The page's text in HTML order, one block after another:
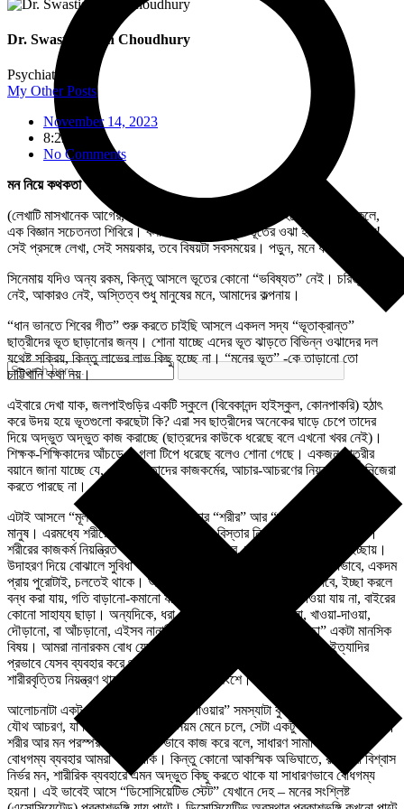
Dr. Swastisobhan Choudhury
Psychiatrist
My Other Posts
November 14, 2023
8:22 am
No Comments
মন নিয়ে কথকতা
(লেখাটি মাসখানেক আগের, একটি ঘটনাক্রমের প্রেক্ষিতে যেতে হয়েছিল একটি স্কুলে,
এক বিজ্ঞান সচেতনতা শিবিরে। বলা যেতে পারে, কিছুটা ভূতের ওঝা হয়ে ভূত তাড়াতে!
সেই প্রসঙ্গে লেখা, সেই সময়কার, তবে বিষয়টা সবসময়ের। পড়ুন, মনে ধরলে পড়ান!!)
সিনেমায় যদিও অন্য রকম, কিন্তু আসলে ভূতের কোনো “ভবিষ্যত” নেই। চরিত্রও
নেই, আকারও নেই, অস্তিত্ব শুধু মানুষের মনে, আমাদের কল্পনায়।
“ধান ভানতে শিবের গীত” শুরু করতে চাইছি আসলে একদল সদ্য “ভূতাক্রান্ত”
ছাত্রীদের ভূত ছাড়ানোর জন্য। শোনা যাচ্ছে এদের ভূত ঝাড়তে বিভিন্ন ওঝাদের দল
যথেষ্ট সক্রিয়, কিন্তু লাভের লাভ কিছু হচ্ছে না। “মনের ভূত” -কে তাড়ানো তো
চাট্টিখানি কথা নয়।
এইবারে দেখা যাক, জলপাইগুড়ির একটি স্কুলে (বিবেকানন্দ হাইস্কুল, কোনপাকরি) হঠাৎ
করে উদয় হয়ে ভূতগুলো করছেটা কি? এরা সব ছাত্রীদের অনেকের ঘাড়ে চেপে তাদের
দিয়ে অদ্ভুত অদ্ভুত কাজ করাচ্ছে (ছাত্রদের কাউকে ধরেছে বলে এখনো খবর নেই)।
শিক্ষক-শিক্ষিকাদের আঁচড়ে বা গলা টিপে ধরেছে বলেও শোনা গেছে। একজন ছাত্রীর
বয়ানে জানা যাচ্ছে যে, এই সময় তাদের কাজকর্মের, আচার-আচরণের নিয়ন্ত্রণ তারা নিজেরা
করতে পারছে না।
এটাই আসলে “মূল বিষয়”। একজন মানুষ তার “শরীর” আর “মন” মিলিয়েই সম্পূর্ণ
মানুষ। এরমধ্যে শরীরের অস্তিত্ব তার আকার, বিস্তার নিয়ে একেবারে ত্রিমাত্রিক।
শরীরের কাজকর্ম নিয়ন্ত্রিত হয় কিছুটা স্বয়ংক্রিয় ভাবে, আবার কিছুটা তার মনের ইচ্ছায়।
উদাহরণ দিয়ে বোঝালে সুবিধা হবে। যেমন, আমাদের হৃদযন্ত্র চলে স্বয়ংক্রিয়ভাবে, একদম
প্রায় পুরোটাই, চলতেই থাকে। আবার শ্বাসযন্ত্র চলে আধা-স্বয়ংক্রিয়ভাবে, ইচ্ছা করলে
বন্ধ করা যায়, গতি বাড়ানো-কমানো যায়। কিন্তু একদম বন্ধ করে দেওয়া যায় না, বাইরের
কোনো সাহায্য ছাড়া। অন্যদিকে, ধরা যেতে পারে আমাদের হাঁটাচলা, খাওয়া-দাওয়া,
দৌড়ানো, বা আঁচড়ানো, এইসব নানাকিছু মানুষের ইচ্ছের অধীন। “ইচ্ছা” একটা মানসিক
বিষয়। আমরা নানারকম বোধ যেমন, ভয়, দুঃখ, আনন্দ, হিংসা, রাগ ইত্যাদি ইত্যাদির
প্রভাবে যেসব ব্যবহার করে থাকি, সেগুলো নিয়ন্ত্রণ করে মন, তারও আবার মূল
শারীরবৃত্তিয় নিয়ন্ত্রণ থাকে মস্তিষ্কের বিভিন্ন অংশে।
আলোচনাটা একটু জটিল হচ্ছে, তবু “ভূতে পাওয়ার” সমস্যাটা বুঝতে এই শরীর ও মনের
যৌথ আচরণ, যা নির্দিষ্ট শারীরবিজ্ঞানের নিয়ম মেনে চলে, সেটা একটু বোঝার দরকার আছে।
শরীর আর মন পরস্পর সংশ্লিষ্টভাবে ভাবে কাজ করে বলে, সাধারণ সামাজিক কাঠামোর
বোধগম্য ব্যবহার আমরা করে থাকি। কিন্তু কোনো আকস্মিক অভিঘাতে, কল্পনা বা বিশ্বাস
নির্ভর মন, শারীরিক ব্যবহারে এমন অদ্ভুত কিছু করতে থাকে যা সাধারণভাবে বোধগম্য
হয়না। এই ভাবেই আসে “ডিসোসিয়েটিভ স্টেট” যেখানে দেহ – মনের সংশ্লিষ্ট